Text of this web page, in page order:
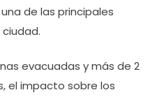
de las principales
evacuadas y más de 2
el impacto sobre los